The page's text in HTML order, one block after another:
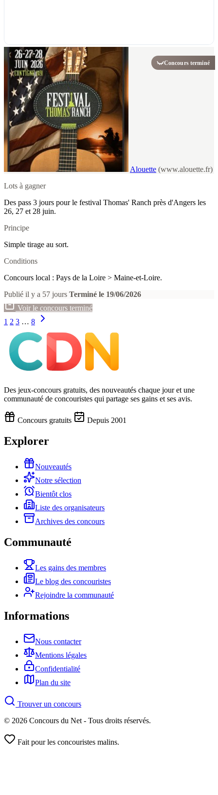
Concours terminé
Alouette (www.alouette.fr)
Lots à gagner
Des pass 3 jours pour le festival Thomas' Ranch près d'Angers les
26, 27 et 28 juin.
Principe
Simple tirage au sort.
Conditions
Concours local : Pays de la Loire > Maine-et-Loire.
Publié il y a 57 jours Terminé le 19/06/2026
Voir le concours terminé
1 2 3 … 8
Des jeux-concours gratuits, des nouveautés chaque jour et une
communauté de concouristes qui partage ses gains et ses avis.
Concours gratuits Depuis 2001
Explorer
Nouveautés
Notre sélection
Bientôt clos
Liste des organisateurs
Archives des concours
Communauté
Les gains des membres
Le blog des concouristes
Rejoindre la communauté
Informations
Nous contacter
Mentions légales
Confidentialité
Plan du site
Trouver un concours
© 2026 Concours du Net - Tous droits réservés.
Fait pour les concouristes malins.